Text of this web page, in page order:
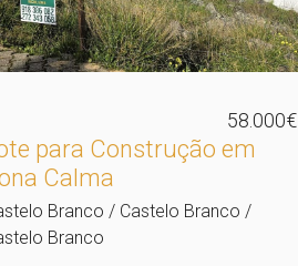
58.000€
para Construção em
Calma
Branco / Castelo Branco /
Branco